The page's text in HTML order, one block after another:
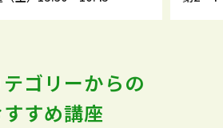
ゴリーからの
すめ講座